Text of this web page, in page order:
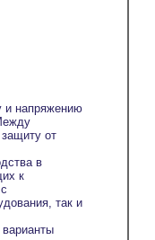
и напряжению
от
в
к
так и